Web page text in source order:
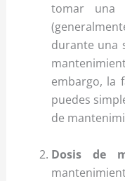
tomar una
durante una
embargo, la
puedes
de
Dosis de